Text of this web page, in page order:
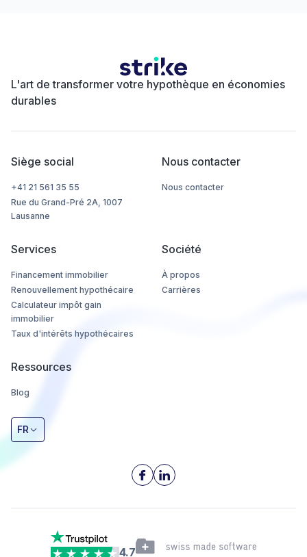
L'art de transformer votre hypothèque en économies
durables
Siège social
+41 21 561 35 55
Rue du Grand-Pré 2A, 1007
Lausanne
Nous contacter
Nous contacter
Services
Financement immobilier
Renouvellement hypothécaire
Calculateur impôt gain
immobilier
Taux d'intérêts hypothécaires
Société
À propos
Carrières
Ressources
Blog
FR
4.7